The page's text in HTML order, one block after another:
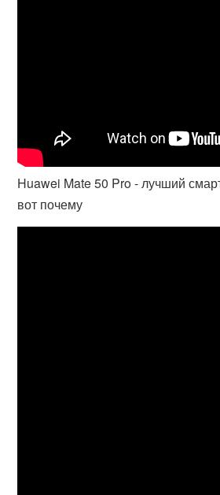
Huawei Mate 50 Pro - лучший
вот почему